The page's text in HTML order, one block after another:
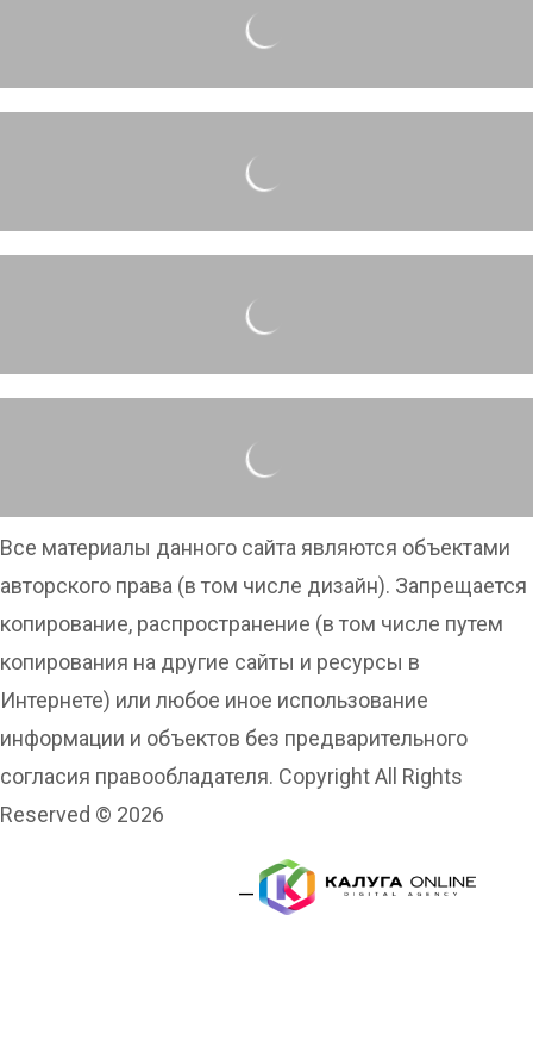
Все материалы данного сайта являются объектами
авторского права (в том числе дизайн). Запрещается
копирование, распространение (в том числе путем
копирования на другие сайты и ресурсы в
Интернете) или любое иное использование
информации и объектов без предварительного
согласия правообладателя. Copyright All Rights
Reserved © 2026
—